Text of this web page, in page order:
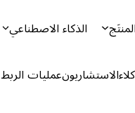
المنتَج الذكاء الاصطناعي
الاستشاريونعمليات الربط